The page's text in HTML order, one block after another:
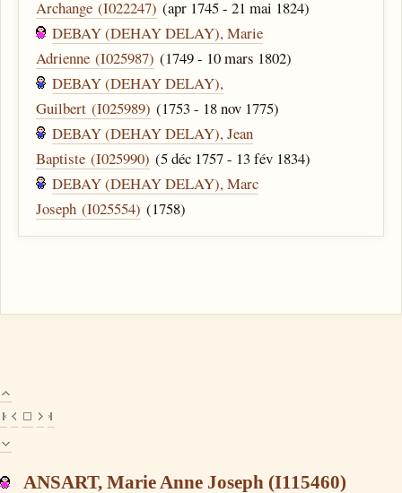
Archange (I022247) (apr 1745 - 21 mai 1824)
DEBAY (DEHAY DELAY), Marie
Adrienne (I025987) (1749 - 10 mars 1802)
DEBAY (DEHAY DELAY),
Guilbert (I025989) (1753 - 18 nov 1775)
DEBAY (DEHAY DELAY), Jean
Baptiste (I025990) (5 déc 1757 - 13 fév 1834)
DEBAY (DEHAY DELAY), Marc
Joseph (I025554) (1758)
ANSART, Marie Anne Joseph (I115460)